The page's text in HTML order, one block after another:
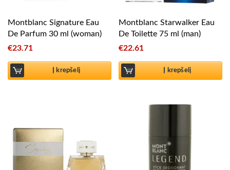
Montblanc Signature Eau
De Parfum 30 ml (woman)
€23.71
Į krepšelį
Montblanc Starwalker Eau
De Toilette 75 ml (man)
€22.61
Į krepšelį